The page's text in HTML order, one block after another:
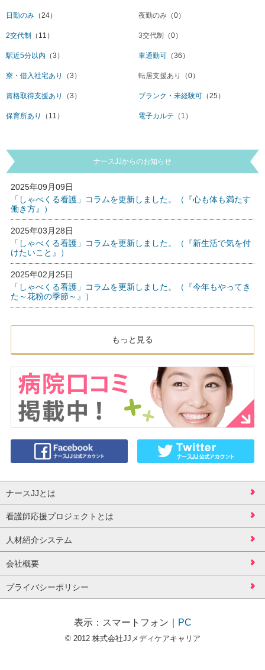
日勤のみ （24） 夜勤のみ （0）
2交代制 （11） 3交代制 （0）
駅近5分以内 （3） 車通勤可 （36）
寮・借入社宅あり （3） 転居支援あり （0）
資格取得支援あり （3） ブランク・未経験可 （25）
保育所あり （11） 電子カルテ （1）
ナースJJからのお知らせ
2025年09月09日
「しゃべくる看護」コラムを更新しました。（『心も体も満たす
働き方』）
2025年03月28日
「しゃべくる看護」コラムを更新しました。（『新生活で気を付
けたいこと』）
2025年02月25日
「しゃべくる看護」コラムを更新しました。（『今年もやってき
た～花粉の季節～』）
もっと見る
ナースJJとは
看護師応援プロジェクトとは
人材紹介システム
会社概要
プライバシーポリシー
表示： スマートフォン PC
© 2012 株式会社JJメディケアキャリア